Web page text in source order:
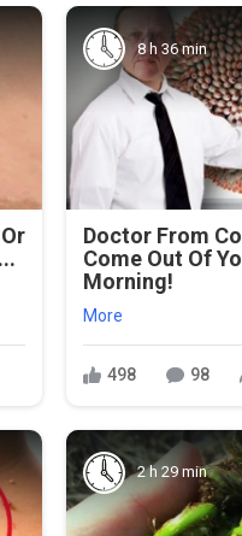
8 h 36 min
Doctor From
Come Out Of
Morning!
More
498 98
2 h 29 min